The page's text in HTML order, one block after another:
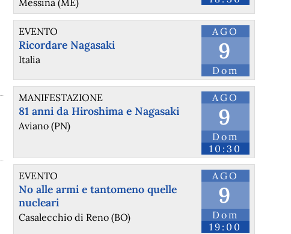
Messina (ME)
AGO
9
Dom
EVENTO
Ricordare Nagasaki
Italia
AGO
9
Dom
10:30
MANIFESTAZIONE
81 anni da Hiroshima e Nagasaki
Aviano (PN)
AGO
9
Dom
19:00
EVENTO
No alle armi e tantomeno quelle
nucleari
Casalecchio di Reno (BO)